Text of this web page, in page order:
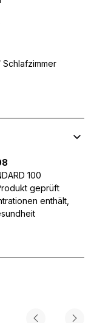
100
geprüft
enthält,